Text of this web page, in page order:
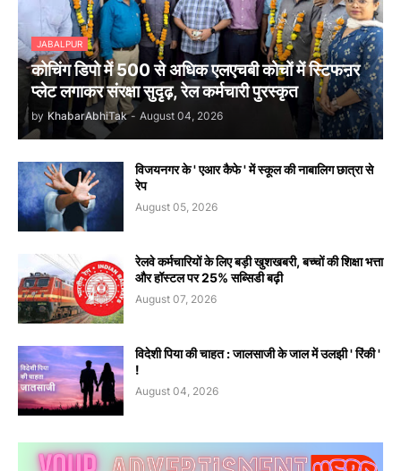
JABALPUR
कोचिंग डिपो में 500 से अधिक एलएचबी कोचों में स्टिफऩर
प्लेट लगाकर संरक्षा सुदृढ़, रेल कर्मचारी पुरस्कृत
by KhabarAbhiTak - August 04, 2026
विजयनगर के ' एआर कैफे ' में स्कूल की नाबालिग छात्रा से
रेप
August 05, 2026
रेलवे कर्मचारियों के लिए बड़ी खुशखबरी, बच्चों की शिक्षा भत्ता
और हॉस्टल पर 25% सब्सिडी बढ़ी
August 07, 2026
विदेशी पिया की चाहत : जालसाजी के जाल में उलझी ' रिंकी '
!
August 04, 2026